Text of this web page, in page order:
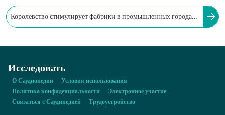
Королевство стимулирует фабрики в промышленных городах
Исследовать
О Саудиопедии
Условия использования
Политика конфиденциальности
Электронное участие
Связаться с Саудипедией
Трудоустройство